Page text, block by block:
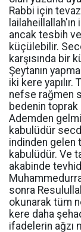
Rabbi için
ancak tesbih
küçülebilir.
karşısında bir
Şeytanın
iki kere
nefse rağmen
bedenin toprak
Ademden
kabulüdür
indinden gelen
kabulüdür. Ve
akabinde
sonra
okunarak tüm
kere daha
ifadelerin ağzı